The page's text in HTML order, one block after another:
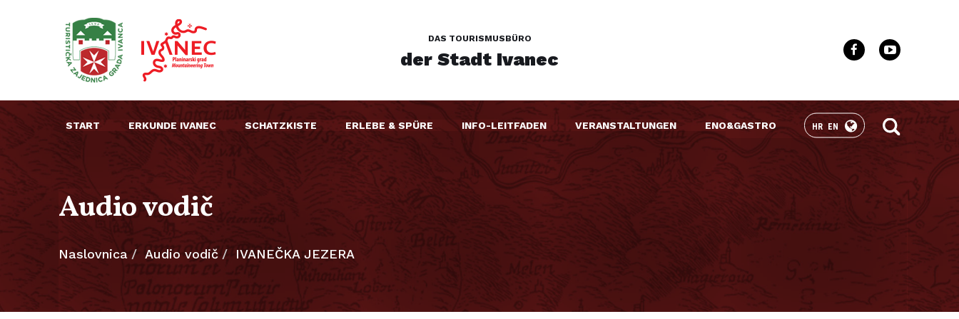
DAS TOURISMUSBÜRO
der Stadt Ivanec
START ERKUNDE IVANEC SCHATZKISTE ERLEBE & SPÜRE INFO-LEITFADEN VERANSTALTUNGEN ENO&GASTRO HR EN
Audio vodič
Naslovnica Audio vodič IVANEČKA JEZERA